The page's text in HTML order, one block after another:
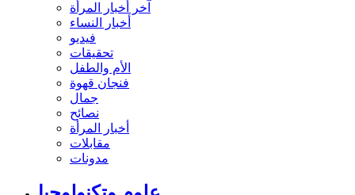
آخر أخبار المرأة
أخبار النساء
فيديو
تحقيقات
الأم والطفل
فنجان قهوة
جمال
نصائح
أخبار المرأة
مقابلات
مدونات